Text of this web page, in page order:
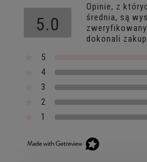
5.0
Opinie, z
średnia, są
dokonali
5
4
3
2
1